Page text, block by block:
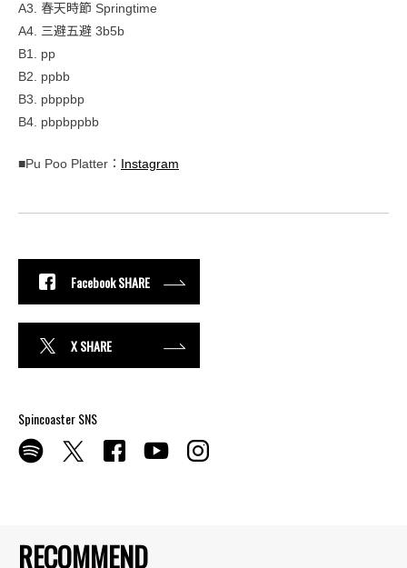
RECOMMEND
A3. 春天時節 Springtime
A4. 三避五避 3b5b
B1. pp
B2. ppbb
B3. pbppbp
B4. pbpbppbb
■Pu Poo Platter： Instagram
Facebook SHARE
X SHARE
Spincoaster SNS